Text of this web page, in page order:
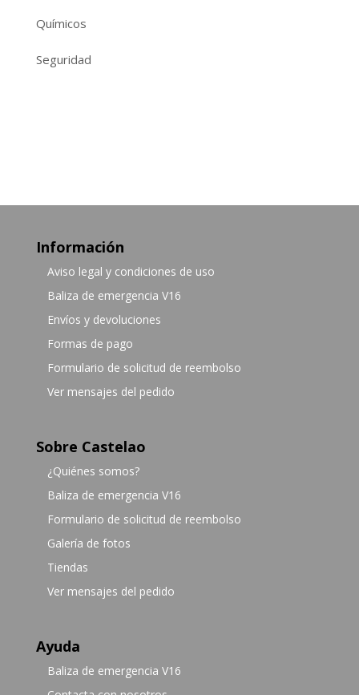
Químicos
Seguridad
Información
Aviso legal y condiciones de uso
Baliza de emergencia V16
Envíos y devoluciones
Formas de pago
Formulario de solicitud de reembolso
Ver mensajes del pedido
Sobre Castelao
¿Quiénes somos?
Baliza de emergencia V16
Formulario de solicitud de reembolso
Galería de fotos
Tiendas
Ver mensajes del pedido
Ayuda
Baliza de emergencia V16